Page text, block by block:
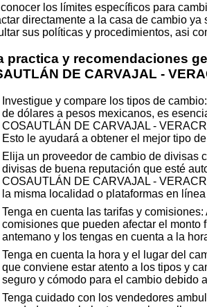
los límites específicos para
directamente a la casa de cambio
sus políticas y procedimientos, asi
practica y recomendaciones
DE CARVAJAL -
Investigue y compare los tipos de
de dólares a pesos mexicanos, es
COSAUTLÁN DE CARVAJAL -
Esto le ayudará a obtener el mejor tipo
Elija un proveedor de cambio de divisas
divisas de buena reputación que esté
COSAUTLÁN DE CARVAJAL -
la misma localidad o plataformas en
Tenga en cuenta las tarifas y
comisiones que pueden afectar el
antemano y los tengas en cuenta a la
Tenga en cuenta la hora y el lugar del
que conviene estar atento a los tipos y
seguro y cómodo para el cambio debido
Tenga cuidado con los vendedores